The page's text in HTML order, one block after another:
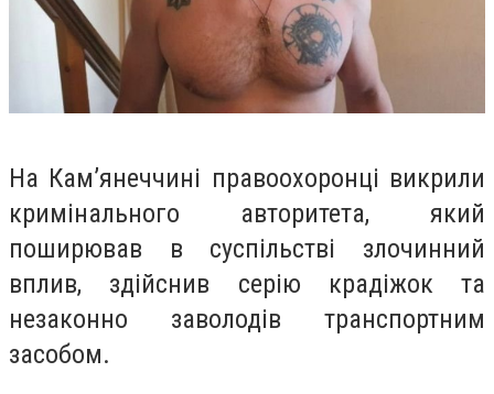
На Кам’янеччині правоохоронці викрили
кримінального авторитета, який
поширював в суспільстві злочинний
вплив, здійснив серію крадіжок та
незаконно заволодів транспортним
засобом.